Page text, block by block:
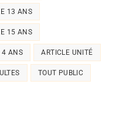
13 ANS
15 ANS
4 ANS ARTICLE UNITÉ
TOUT PUBLIC